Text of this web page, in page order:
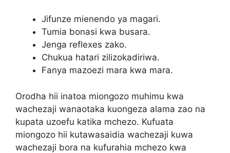
Jifunze mienendo ya magari.
Tumia bonasi kwa busara.
Jenga reflexes zako.
Chukua hatari zilizokadiriwa.
Fanya mazoezi mara kwa mara.
Orodha hii inatoa miongozo muhimu kwa
wachezaji wanaotaka kuongeza alama zao na
kupata uzoefu katika mchezo. Kufuata
miongozo hii kutawasaidia wachezaji kuwa
wachezaji bora na kufurahia mchezo kwa